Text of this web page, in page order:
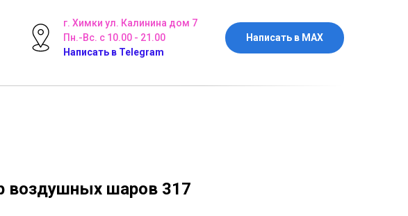
г. Химки ул. Калинина дом 7
Пн.-Вс. с 10.00 - 21.00
Написать в Telegram
Написать в MAX
воздушных шаров 317